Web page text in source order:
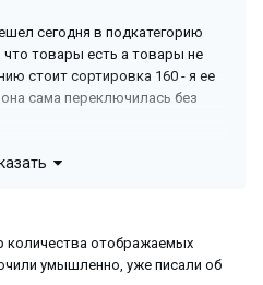
сегодня в подкатегорию
товары есть а товары не
стоит сортировка 160 - я ее
сама переключилась без
числа например 40 не
и сразу нырнуть в
дайте срочный фикс
количества отображаемых
умышленно, уже писали об